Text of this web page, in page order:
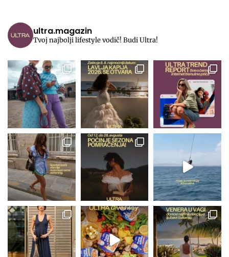
ultra.magazin
Tvoj najbolji lifestyle vodič! Budi Ultra!